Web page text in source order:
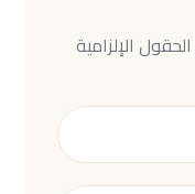
الحقول الإلزامية